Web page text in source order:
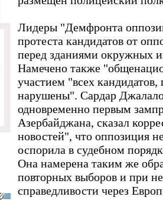
Лидеры "Демфронта
протеста кандидатов от
перед зданиями окружных
Намечено также
участием "всех
нарушены". Сардар
одновременно первым
Азербайджана, сказал
новостей", что оппозиция
оспорила в судебном
Она намерена таким же
повторных выборов и при
справедливости через